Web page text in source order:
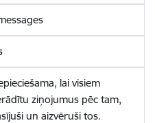
lai visiem
ziņojumus pēc tam,
un aizvēruši tos.